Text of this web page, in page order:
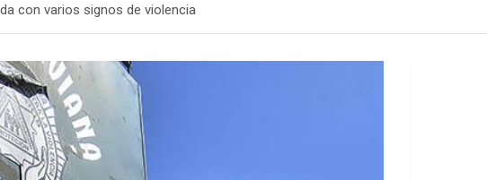
con varios signos de violencia